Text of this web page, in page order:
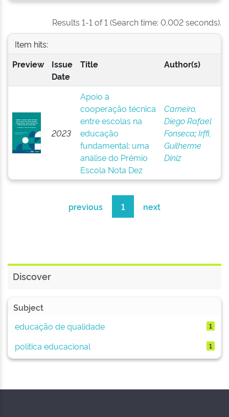
Results 1-1 of 1 (Search time: 0.002 seconds).
Item hits:
Preview
Issue
Date
Title Author(s)
2023
Apoio à
cooperação técnica
entre escolas na
educação
fundamental: uma
análise do Prêmio
Escola Nota Dez
Carneiro,
Diego Rafael
Fonseca;Irffi,
Guilherme
Diniz
previous 1 next
Discover
Subject
educação de qualidade
1
política educacional 1